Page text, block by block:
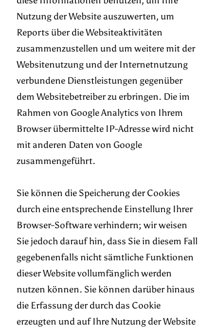
Nutzung der Website auszuwerten, um
Reports über die Websiteaktivitäten
zusammenzustellen und um weitere mit der
Websitenutzung und der Internetnutzung
verbundene Dienstleistungen gegenüber
dem Websitebetreiber zu erbringen. Die im
Rahmen von Google Analytics von Ihrem
Browser übermittelte IP-Adresse wird nicht
mit anderen Daten von Google
zusammengeführt.
Sie können die Speicherung der Cookies
durch eine entsprechende Einstellung Ihrer
Browser-Software verhindern; wir weisen
Sie jedoch darauf hin, dass Sie in diesem Fall
gegebenenfalls nicht sämtliche Funktionen
dieser Website vollumfänglich werden
nutzen können. Sie können darüber hinaus
die Erfassung der durch das Cookie
erzeugten und auf Ihre Nutzung der Website